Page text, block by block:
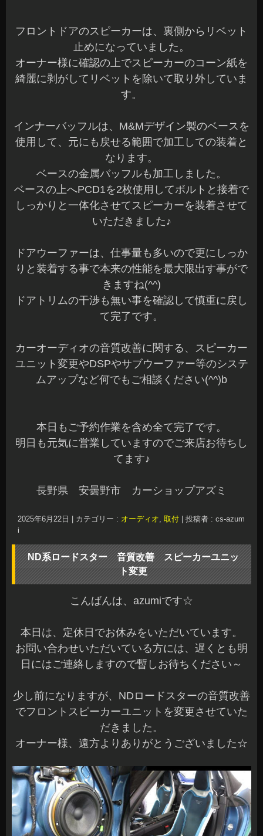
フロントドアのスピーカーは、裏側からリベット
止めになっていました。
オーナー様に確認の上でスピーカーのコーン紙を
綺麗に剥がしてリベットを除いて取り外していま
す。
インナーバッフルは、M&Mデザイン製のベースを
使用して、元にも戻せる範囲で加工しての装着と
なります。
ベースの金属バッフルも加工しました。
ベースの上へPCD1を2枚使用してボルトと接着で
しっかりと一体化させてスピーカーを装着させて
いただきました♪
ドアウーファーは、仕事量も多いので更にしっか
りと装着する事で本来の性能を最大限出す事がで
きますね(^^)
ドアトリムの干渉も無い事を確認して慎重に戻し
て完了です。
カーオーディオの音質改善に関する、スピーカー
ユニット変更やDSPやサブウーファー等のシステ
ムアップなど何でもご相談ください(^^)b
本日もご予約作業を含め全て完了です。
明日も元気に営業していますのでご来店お待ちし
てます♪
長野県 安曇野市 カーショップアズミ
2025年6月22日 カテゴリー : オーディオ, 取付
投稿者 : cs-azum
i
ND系ロードスター 音質改善 スピーカーユニッ
ト変更
こんばんは、azumiです☆
本日は、定休日でお休みをいただいています。
お問い合わせいただいている方には、遅くとも明
日にはご連絡しますので暫しお待ちください～
少し前になりますが、NDロードスターの音質改善
でフロントスピーカーユニットを変更させていた
だきました。
オーナー様、遠方よりありがとうございました☆